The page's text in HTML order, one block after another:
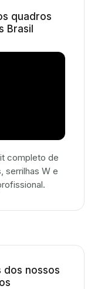
quadros
Brasil
completo de
serrilhas W e
dos nossos